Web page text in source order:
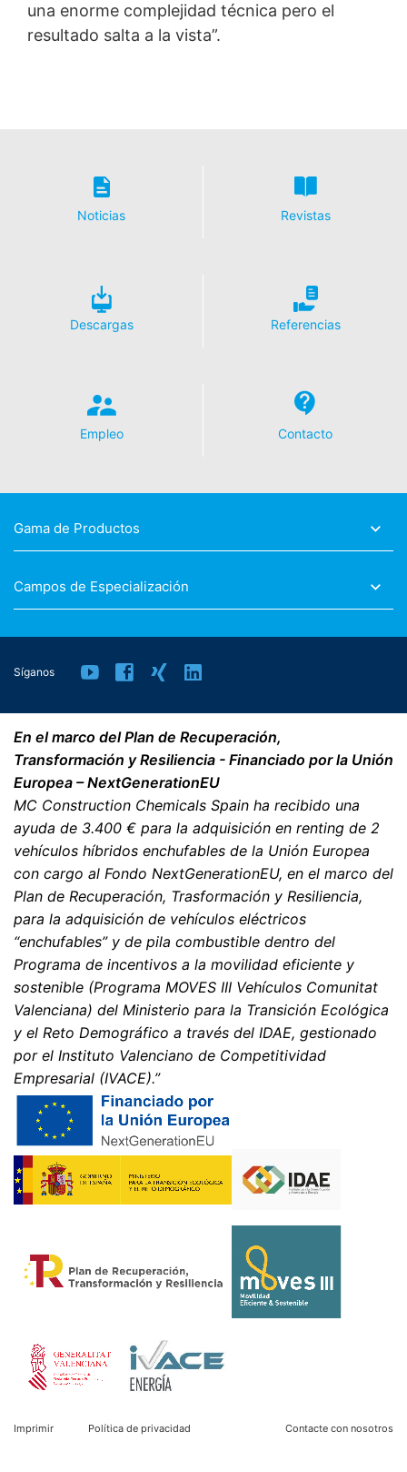
una enorme complejidad técnica pero el
resultado salta a la vista”.
Noticias Revistas
Descargas Referencias
Empleo Contacto
Gama de Productos
Campos de Especialización
Síganos
En el marco del Plan de Recuperación,
Transformación y Resiliencia - Financiado por la Unión
Europea – NextGenerationEU
MC Construction Chemicals Spain ha recibido una
ayuda de 3.400 € para la adquisición en renting de 2
vehículos híbridos enchufables de la Unión Europea
con cargo al Fondo NextGenerationEU, en el marco del
Plan de Recuperación, Trasformación y Resiliencia,
para la adquisición de vehículos eléctricos
“enchufables” y de pila combustible dentro del
Programa de incentivos a la movilidad eficiente y
sostenible (Programa MOVES III Vehículos Comunitat
Valenciana) del Ministerio para la Transición Ecológica
y el Reto Demográfico a través del IDAE, gestionado
por el Instituto Valenciano de Competitividad
Empresarial (IVACE).”
Imprimir Política de privacidad Contacte con nosotros